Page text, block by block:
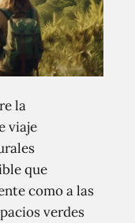
la
viaje
que
como a las
verdes